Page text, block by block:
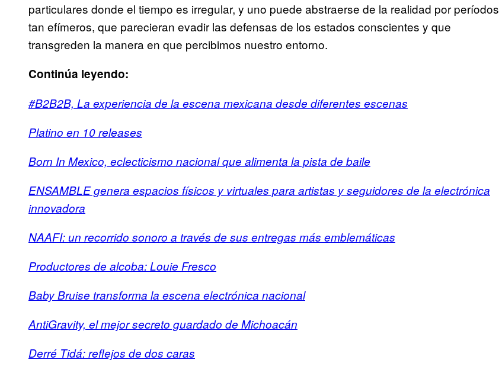
particulares donde el tiempo es irregular, y uno puede abstraerse de la realidad por períodos
tan efímeros, que parecieran evadir las defensas de los estados conscientes y que
transgreden la manera en que percibimos nuestro entorno.
Continúa leyendo:
#B2B2B, La experiencia de la escena mexicana desde diferentes escenas
Platino en 10 releases
Born In Mexico, eclecticismo nacional que alimenta la pista de baile
ENSAMBLE genera espacios físicos y virtuales para artistas y seguidores de la electrónica
innovadora
NAAFI: un recorrido sonoro a través de sus entregas más emblemáticas
Productores de alcoba: Louie Fresco
Baby Bruise transforma la escena electrónica nacional
AntiGravity, el mejor secreto guardado de Michoacán
Derré Tidá: reflejos de dos caras